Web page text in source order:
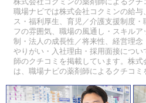
職場ナビでは株式会社コクミンの給
ス・福利厚生、育児／介護支援制度
フの雰囲気、職場の風通し・スキル
制・法人の成長性／将来性、経営理
やりがい・入社理由・採用面接につ
師のクチコミを掲載しています。株
は、職場ナビの薬剤師によるクチコミ